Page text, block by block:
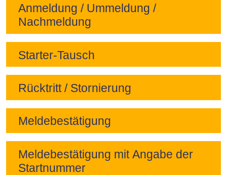
Anmeldung / Ummeldung /
Nachmeldung
Starter-Tausch
Rücktritt / Stornierung
Meldebestätigung
Meldebestätigung mit Angabe der
Startnummer